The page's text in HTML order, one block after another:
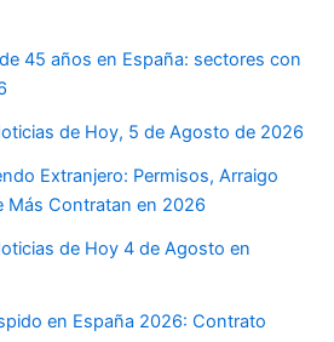
45 años en España: sectores con
de Hoy, 5 de Agosto de 2026
Extranjero: Permisos, Arraigo
Más Contratan en 2026
de Hoy 4 de Agosto en
en España 2026: Contrato